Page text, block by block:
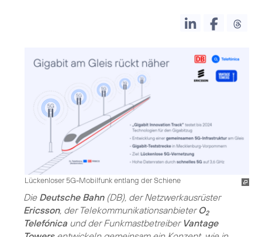
Lückenloser 5G-Mobilfunk entlang der Schiene
Die Deutsche Bahn(DB), der Netzwerkausrüster
Ericsson, der Telekommunikationsanbieter O2
Telefónica und der Funkmastbetreiber Vantage